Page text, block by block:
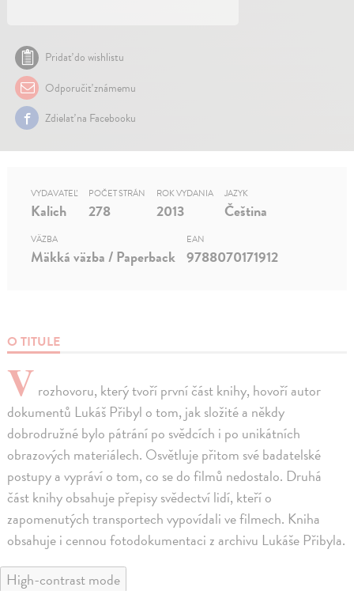
Pridať do wishlistu
Odporučiť známemu
Zdielať na Facebooku
O TITULE
V rozhovoru, který tvoří první část knihy, hovoří autor
dokumentů Lukáš Přibyl o tom, jak složité a někdy
dobrodružné bylo pátrání po svědcích i po unikátních
obrazových materiálech. Osvětluje přitom své badatelské
postupy a vypráví o tom, co se do filmů nedostalo. Druhá
část knihy obsahuje přepisy svědectví lidí, kteří o
zapomenutých transportech vypovídali ve filmech. Kniha
obsahuje i cennou fotodokumentaci z archivu Lukáše Přibyla.
VYDAVATEĽ
Kalich
POČET STRÁN
278
ROK VYDANIA
2013
JAZYK
Čeština
VÄZBA
Mäkká väzba / Paperback
EAN
9788070171912
High-contrast mode